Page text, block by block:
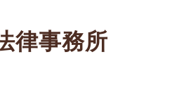
律事務所